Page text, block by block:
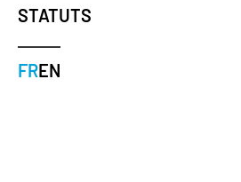
STATUTS
FREN